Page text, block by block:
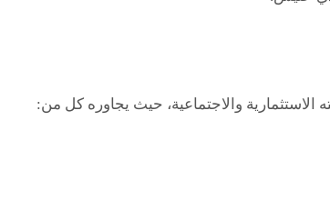
والاجتماعية، حيث يجاوره كل من: